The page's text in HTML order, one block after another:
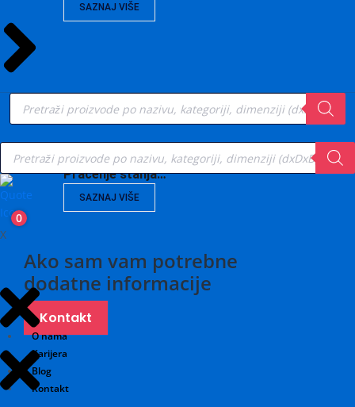
SAZNAJ VIŠE
Vibrodijagnostika,
Praćenje stanja…
SAZNAJ VIŠE
Ako sam vam potrebne
dodatne informacije
Kontakt
O nama
Karijera
Blog
Kontakt
Products
search
Products
search
0
X